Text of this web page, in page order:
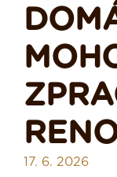
17. 6. 2026